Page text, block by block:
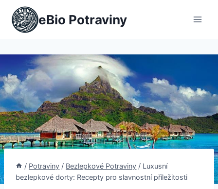
Přeskočit
obsah
eBio Potraviny
/ Potraviny / Bezlepkové Potraviny / Luxusní
bezlepkové dorty: Recepty pro slavnostní příležitosti